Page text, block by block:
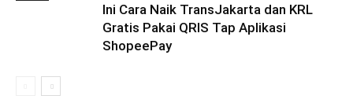
Ini Cara Naik TransJakarta dan KRL
Gratis Pakai QRIS Tap Aplikasi
ShopeePay